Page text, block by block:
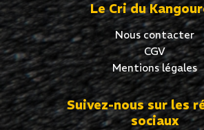
Le Cri du
Nous contacter
CGV
Mentions légales
Suivez-nous sur les
sociaux